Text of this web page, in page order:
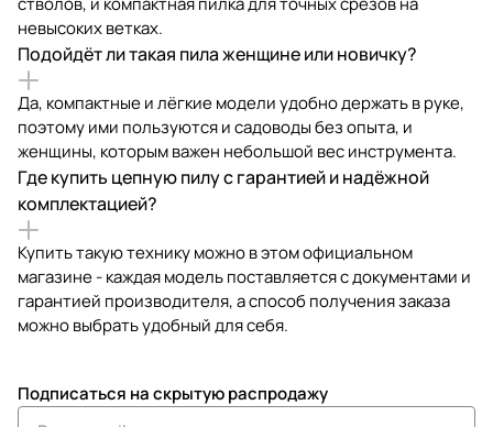
невысоких ветках.
Подойдёт ли такая пила женщине или новичку?
Да, компактные и лёгкие модели удобно держать в руке,
поэтому ими пользуются и садоводы без опыта, и
женщины, которым важен небольшой вес инструмента.
Где купить цепную пилу с гарантией и надёжной
комплектацией?
Купить такую технику можно в этом официальном
магазине - каждая модель поставляется с документами и
гарантией производителя, а способ получения заказа
можно выбрать удобный для себя.
Подписаться на скрытую распродажу